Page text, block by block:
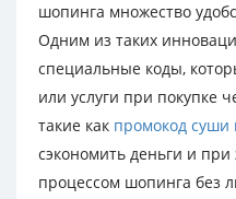
шопинга множество
Одним из таких
специальные коды,
или услуги при покупке
такие как промокод суши
сэкономить деньги и при
процессом шопинга без